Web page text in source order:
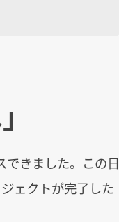
できました。この日
ェクトが完了した